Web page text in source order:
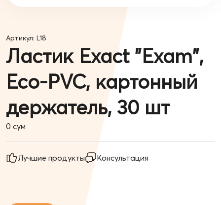
Артикул: L18
Ластик Exact "Exam",
Eco-PVC, картонный
держатель, 30 шт
0 сум
Лучшие продукты Консультация